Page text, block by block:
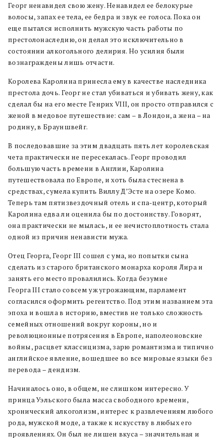
Георг ненавидел свою жену. Ненавидел ее белокурые
волосы, запах ее тела, ее бедра и звук ее голоса. Пока он
еще пытался исполнить мужскую часть работы по
престолонаследию, он делал это исключительно в
состоянии алкогольного делирия. Но усилия были
вознаграждены лишь отчасти.
Королева Каролина принесла ему в качестве наследника
престола дочь. Георг не стал убиваться и убивать жену, как
сделал бы на его месте Генрих VIII, он просто отправился с
женой в медовое путешествие: сам – в Лондон, а жена – на
родину, в Брауншвейг.
В последовавшие за этим двадцать пять лет королевская
чета практически не пересекалась. Георг проводил
большую часть времени в Англии, Каролина
путешествовала по Европе, и хоть была стеснена в
средствах, сумела купить Виллу Д’Эсте на озере Комо.
Теперь там пятизвездочный отель и спа-центр, который
Каролина едва ли оценила бы по достоинству. Говорят,
она практически не мылась, и ее нечистоплотность стала
одной из причин ненависти мужа.
Отец Георга, Георг III сошел с ума, но попытки сына
сделать из старого британского монарха короля Лира и
занять его место провалились. Когда безумие
Георга III стало совсем уж угрожающим, парламент
согласился оформить регентство. Под этим названием эта
эпоха и вошла в историю, вместив не только сложность
семейных отношений вокруг короны, но и
революционные потрясения в Европе, наполеоновские
войны, расцвет классицизма, зарю романтизма и типично
английское явление, вошедшее во все мировые языки без
перевода – дендизм.
Начиналось оно, в общем, не слишком интересно. У
принца Уэльского была масса свободного времени,
хронический алкоголизм, интерес к развлечениям любого
рода, мужской моде, а также к искусству в любых его
проявлениях. Он был не лишен вкуса – значительная и